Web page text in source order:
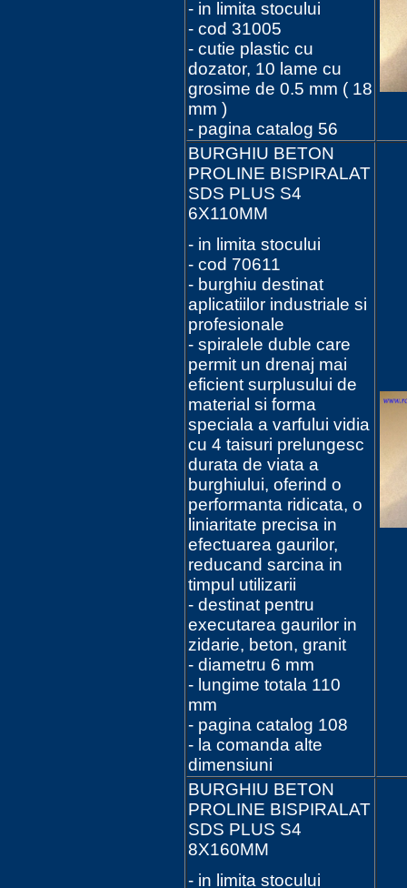
- in limita stocului
- cod 31005
- cutie plastic cu
dozator, 10 lame cu
grosime de 0.5 mm ( 18
mm )
- pagina catalog 56
BURGHIU BETON
PROLINE BISPIRALAT
SDS PLUS S4
6X110MM
- in limita stocului
- cod 70611
- burghiu destinat
aplicatiilor industriale si
profesionale
- spiralele duble care
permit un drenaj mai
eficient surplusului de
material si forma
speciala a varfului vidia
cu 4 taisuri prelungesc
durata de viata a
burghiului, oferind o
performanta ridicata, o
liniaritate precisa in
efectuarea gaurilor,
reducand sarcina in
timpul utilizarii
- destinat pentru
executarea gaurilor in
zidarie, beton, granit
- diametru 6 mm
- lungime totala 110
mm
- pagina catalog 108
- la comanda alte
dimensiuni
BURGHIU BETON
PROLINE BISPIRALAT
SDS PLUS S4
8X160MM
- in limita stocului